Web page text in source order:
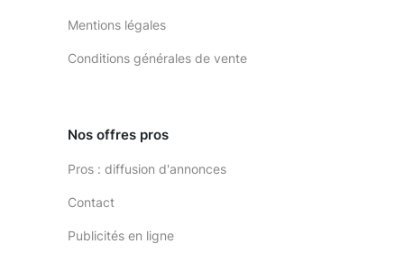
Mentions légales
Conditions générales de vente
Nos offres pros
Pros : diffusion d'annonces
Contact
Publicités en ligne